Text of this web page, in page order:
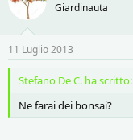
Giardinauta
11 Luglio 2013
Stefano De C. ha scritto:
Ne farai dei bonsai?